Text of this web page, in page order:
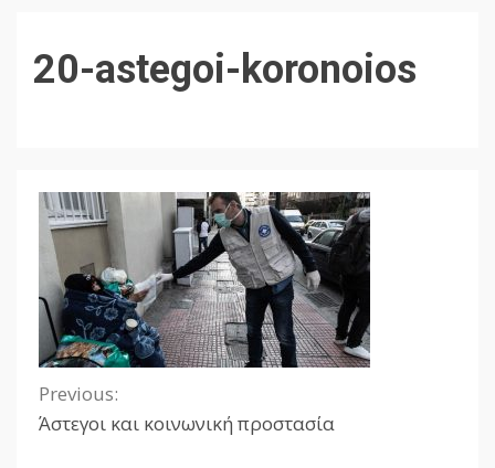
20-astegoi-koronoios
Continue
Previous:
Άστεγοι και κοινωνική προστασία